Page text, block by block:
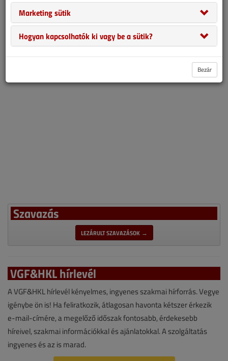
Szavazás
LEZÁRULT SZAVAZÁSOK →
VGF&HKL hírlevél
A VGF&HKL hírlevél kényelmes, ingyenes szakmai hírforrás. Vegye
igénybe ön is! Ha feliratkozik, átlagosan havonta kétszer érkezik
e-mail-címére, a megelőző időszak fontosabb, érdekesebb
híreivel, szakmai információkkal és ajánlatokkal. A szolgáltatás
ingyenes és az is marad.
Marketing sütik
Hogyan kapcsolhatók ki vagy be a sütik?
Bezár